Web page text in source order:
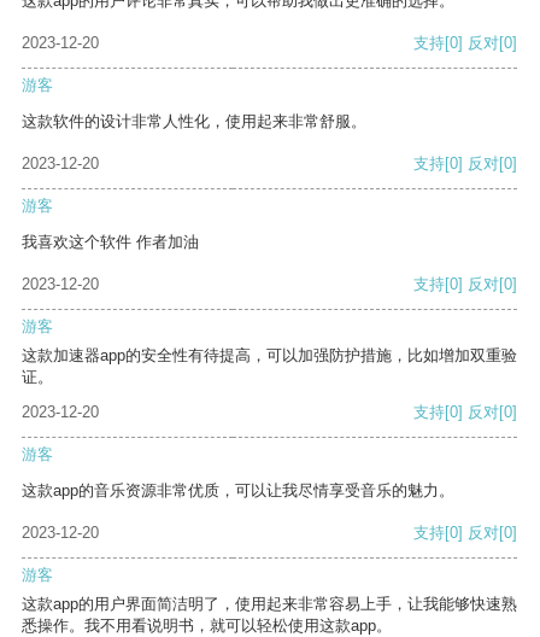
2023-12-20 支持[0] 反对[0]
游客
这款软件的设计非常人性化，使用起来非常舒服。
2023-12-20 支持[0] 反对[0]
游客
我喜欢这个软件 作者加油
2023-12-20 支持[0] 反对[0]
游客
这款加速器app的安全性有待提高，可以加强防护措施，比如增加双重验
证。
2023-12-20
支持[0] 反对[0]
游客
这款app的音乐资源非常优质，可以让我尽情享受音乐的魅力。
2023-12-20 支持[0] 反对[0]
游客
这款app的用户界面简洁明了，使用起来非常容易上手，让我能够快速熟
悉操作。我不用看说明书，就可以轻松使用这款app。